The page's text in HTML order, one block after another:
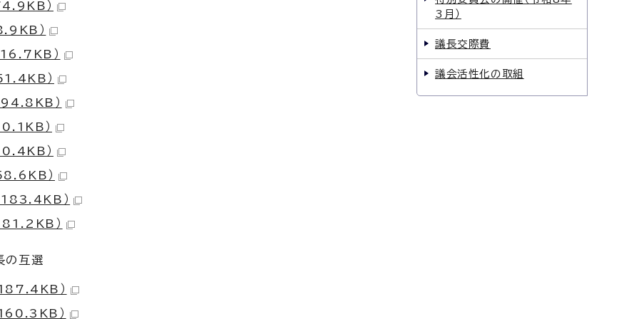
）
）
）
）
94.8KB）
）
）
）
183.4KB）
）
の互選
）
）
3月）
議長交際費
議会活性化の取組